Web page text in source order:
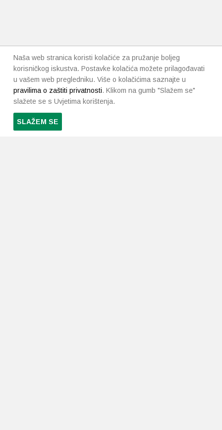
Naša web stranica koristi kolačiće za pružanje boljeg
korisničkog iskustva. Postavke kolačića možete prilagođavati
u vašem web pregledniku. Više o kolačićima saznajte u
pravilima o zaštiti privatnosti. Klikom na gumb "Slažem se"
slažete se s Uvjetima korištenja.
SLAŽEM SE